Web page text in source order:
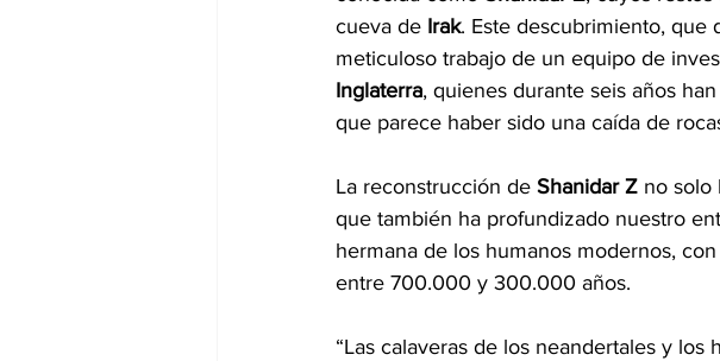
cueva de Irak. Este descubrimiento, que
meticuloso trabajo de un equipo de
Inglaterra, quienes durante seis años
que parece haber sido una caída de
La reconstrucción de Shanidar Z no solo
que también ha profundizado nuestro
hermana de los humanos modernos,
entre 700.000 y 300.000 años.
“Las calaveras de los neandertales y